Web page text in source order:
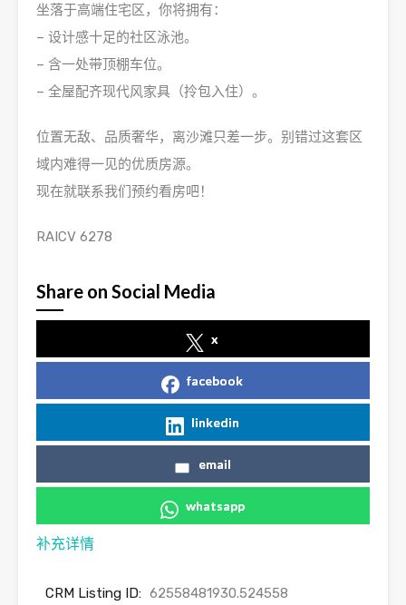
坐落于高端住宅区，你将拥有：
– 设计感十足的社区泳池。
– 含一处带顶棚车位。
– 全屋配齐现代风家具（拎包入住）。
位置无敌、品质奢华，离沙滩只差一步。别错过这套区
域内难得一见的优质房源。
现在就联系我们预约看房吧！
RAICV 6278
Share on Social Media
x
facebook
linkedin
email
whatsapp
补充详情
CRM Listing ID: 62558481930.524558